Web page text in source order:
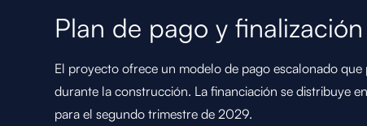
Plan de pago y finalización
El proyecto ofrece un modelo de pago escalonado
durante la construcción. La financiación se distribuye
para el segundo trimestre de 2029.